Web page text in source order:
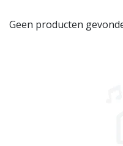
Geen producten